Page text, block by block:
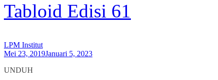
Tabloid Edisi 61
LPM Institut
Mei 23, 2019Januari 5, 2023
UNDUH